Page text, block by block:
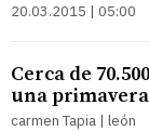
20.03.2015 | 05:00
Cerca de
una
carmen Tapia | león